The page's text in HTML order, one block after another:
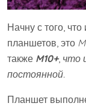
Начну с того,
планшетов, это
также M10+, что
постоянной.
Планшет